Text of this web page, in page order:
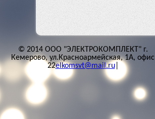
© 2014 ООО "ЭЛЕКТРОКОМПЛЕКТ" г.
Кемерово, ул.Красноармейская, 1А, офис
22elkomsvt@mail.ru|